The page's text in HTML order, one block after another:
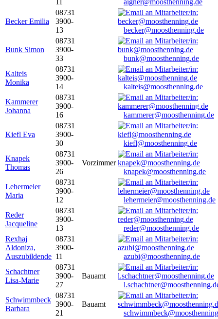
aigner@moosthenning.de
Becker Emilia
08731
3900-
13
becker@moosthenning.de
Bunk Simon
08731
3900-
33
bunk@moosthenning.de
Kalteis
Monika
08731
3900-
14
kalteis@moosthenning.de
Kammerer
Johanna
08731
3900-
16
kammerer@moosthenning.de
Kiefl Eva
08731
3900-
30
kiefl@moosthenning.de
Knapek
Thomas
08731
3900-
26
Vorzimmer
knapek@moosthenning.de
Lehermeier
Maria
08731
3900-
12
lehermeier@moosthenning.de
Reder
Jacqueline
08731
3900-
13
reder@moosthenning.de
Rexhaj
Aldoniza,
Auszubildende
08731
3900-
11
azubi@moosthenning.de
Schachtner
Lisa-Marie
08731
3900-
27
Bauamt
Schwimmbeck
Barbara
08731
3900-
21
Bauamt